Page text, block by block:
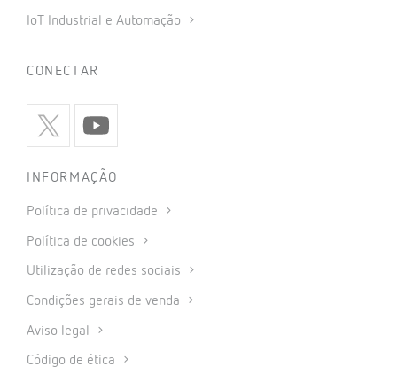
IoT Industrial e Automação
CONECTAR
INFORMAÇÃO
Política de privacidade
Política de cookies
Utilização de redes sociais
Condições gerais de venda
Aviso legal
Código de ética